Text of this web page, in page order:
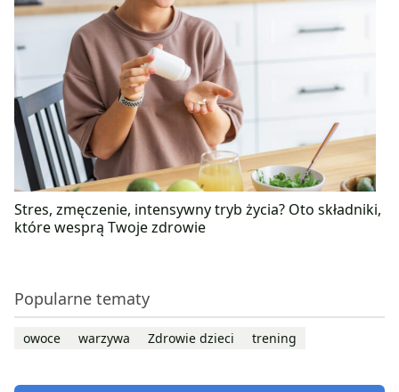
Stres, zmęczenie, intensywny tryb życia? Oto składniki,
które wesprą Twoje zdrowie
Popularne tematy
owoce warzywa Zdrowie dzieci trening